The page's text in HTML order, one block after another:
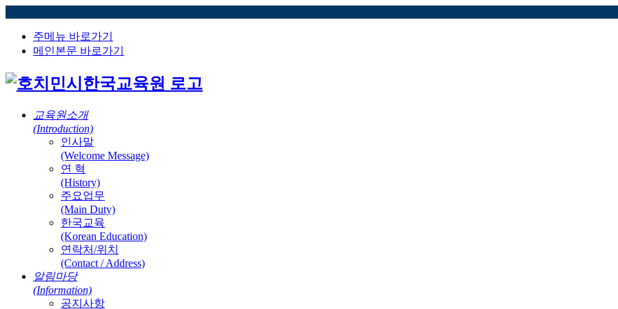
주메뉴 바로가기
메인본문 바로가기
교육원소개
(Introduction)
인사말
(Welcome Message)
연 혁
(History)
주요업무
(Main Duty)
한국교육
(Korean Education)
연락처/위치
(Contact / Address)
알림마당
(Information)
공지사항